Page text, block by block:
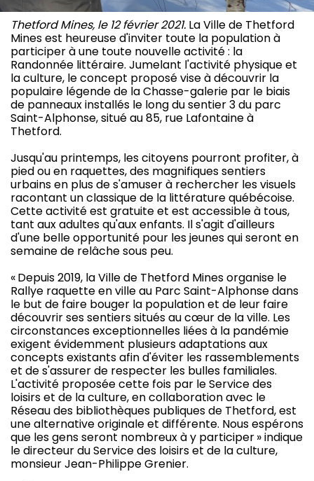
Thetford Mines, le 12 février 2021. La Ville de Thetford
Mines est heureuse d'inviter toute la population à
participer à une toute nouvelle activité : la
Randonnée littéraire. Jumelant l'activité physique et
la culture, le concept proposé vise à découvrir la
populaire légende de la Chasse-galerie par le biais
de panneaux installés le long du sentier 3 du parc
Saint-Alphonse, situé au 85, rue Lafontaine à
Thetford.
Jusqu'au printemps, les citoyens pourront profiter, à
pied ou en raquettes, des magnifiques sentiers
urbains en plus de s'amuser à rechercher les visuels
racontant un classique de la littérature québécoise.
Cette activité est gratuite et est accessible à tous,
tant aux adultes qu'aux enfants. Il s'agit d'ailleurs
d'une belle opportunité pour les jeunes qui seront en
semaine de relâche sous peu.
« Depuis 2019, la Ville de Thetford Mines organise le
Rallye raquette en ville au Parc Saint-Alphonse dans
le but de faire bouger la population et de leur faire
découvrir ses sentiers situés au cœur de la ville. Les
circonstances exceptionnelles liées à la pandémie
exigent évidemment plusieurs adaptations aux
concepts existants afin d'éviter les rassemblements
et de s'assurer de respecter les bulles familiales.
L'activité proposée cette fois par le Service des
loisirs et de la culture, en collaboration avec le
Réseau des bibliothèques publiques de Thetford, est
une alternative originale et différente. Nous espérons
que les gens seront nombreux à y participer » indique
le directeur du Service des loisirs et de la culture,
monsieur Jean-Philippe Grenier.